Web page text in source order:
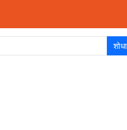
शोधा